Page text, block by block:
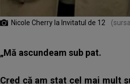
Nicole Cherry la Invitatul de 12
„Mă ascundeam sub pat.
Cred că am stat cel mai mult